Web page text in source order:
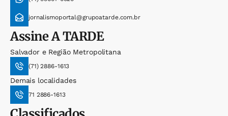
jornalismoportal@grupoatarde.com.br
AssineA TARDE
Salvador e Região Metropolitana
(71) 2886-1613
Demais localidades
71 2886-1613